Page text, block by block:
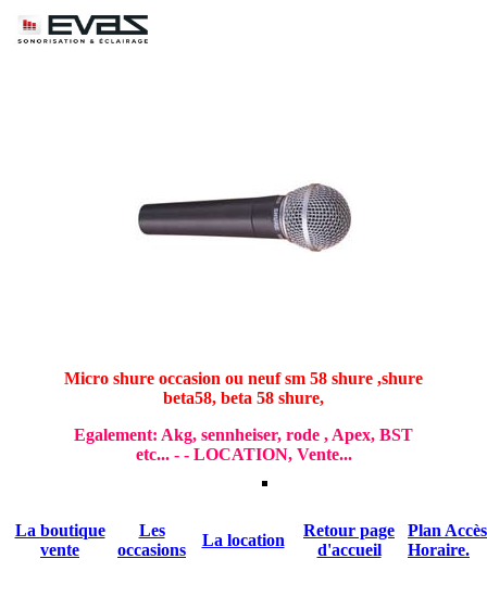
Micro shure occasion ou neuf sm 58 shure ,shure
beta58, beta 58 shure,
Egalement: Akg, sennheiser, rode , Apex, BST
etc... - - LOCATION, Vente...
La boutique
vente
Les
occasions
La location
Retour page
d'accueil
Plan Accès
Horaire.